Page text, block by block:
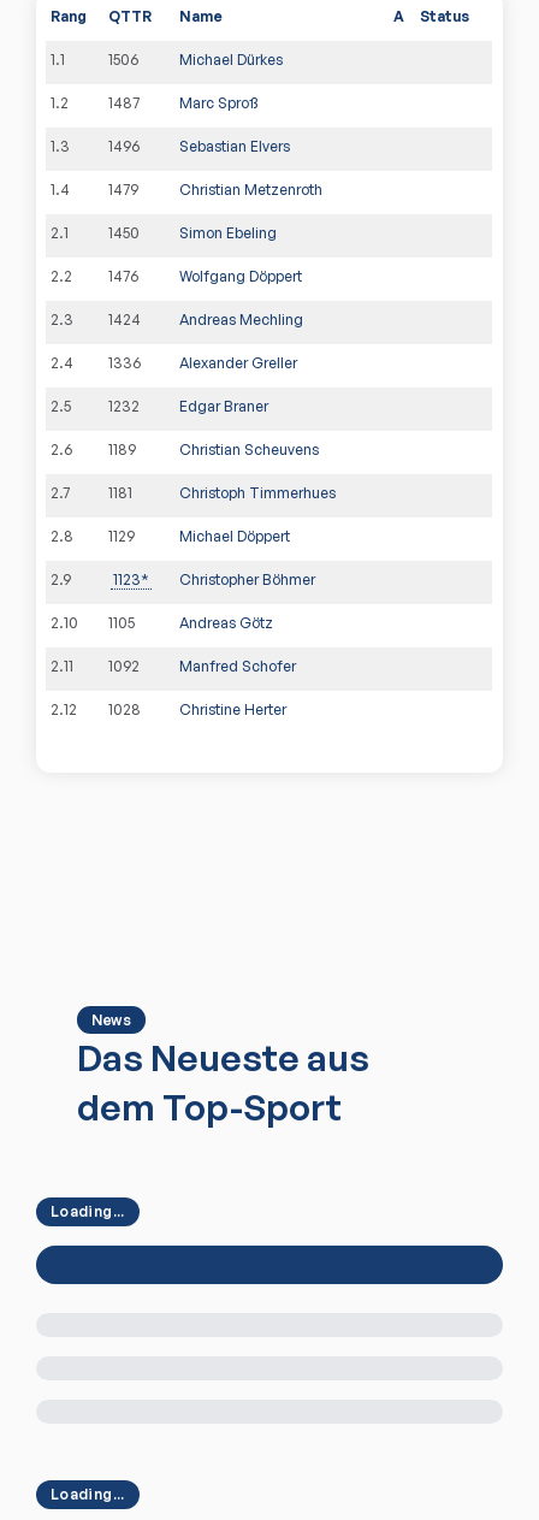
Rang QTTR Name A Status
1.1 1506 Michael Dürkes
1.2 1487 Marc Sproß
1.3 1496 Sebastian Elvers
1.4 1479 Christian Metzenroth
2.1 1450 Simon Ebeling
2.2 1476 Wolfgang Döppert
2.3 1424 Andreas Mechling
2.4 1336 Alexander Greller
2.5 1232 Edgar Braner
2.6 1189 Christian Scheuvens
2.7 1181 Christoph Timmerhues
2.8 1129 Michael Döppert
2.9 1123* Christopher Böhmer
2.10 1105 Andreas Götz
2.11 1092 Manfred Schofer
2.12 1028 Christine Herter
News
Das Neueste aus
dem Top-Sport
Loading...
Loading...